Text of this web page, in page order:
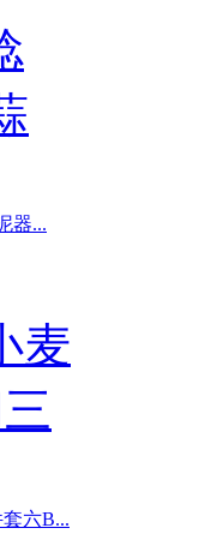
器...
六B...